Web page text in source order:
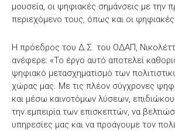
μουσεία, οι ψηφιακές σημάνσεις με την
περιεχόμενο τους, όπως και οι ψηφιακές
Η πρόεδρος του Δ.Σ. του ΟΔΑΠ,
ανέφερε: «Το έργο αυτό αποτελεί
ψηφιακό μετασχηματισμό των
χώρας μας. Με τις πλέον σύγχρονες
και μέσω καινοτόμων λύσεων,
την εμπειρία των επισκεπτών, να
υπηρεσίες μας και να προάγουμε τον